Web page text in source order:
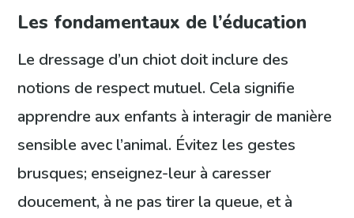
Les fondamentaux de l’éducation
Le dressage d’un chiot doit inclure des
notions de respect mutuel. Cela signifie
apprendre aux enfants à interagir de manière
sensible avec l’animal. Évitez les gestes
brusques; enseignez-leur à caresser
doucement, à ne pas tirer la queue, et à